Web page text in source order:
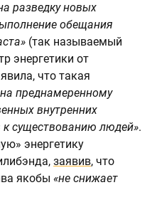
разведку новых
обещания
(так называемый
энергетики от
что такая
преднамеренному
внутренних
к существованию людей».
энергетику
заявив, что
якобы «не снижает